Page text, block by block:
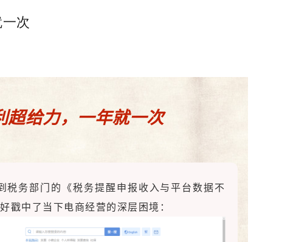
次
超给力，一年就一次
税务部门的《税务提醒申报收入与平台数据不
中了当下电商经营的深层困境：